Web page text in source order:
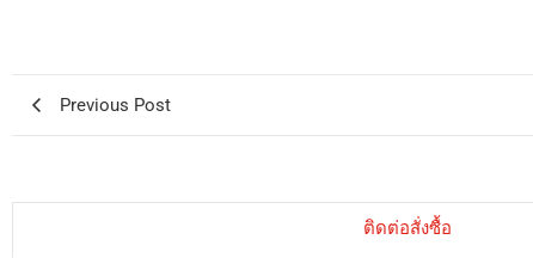
Previous Post
ติดต่อสั่งซื้อ